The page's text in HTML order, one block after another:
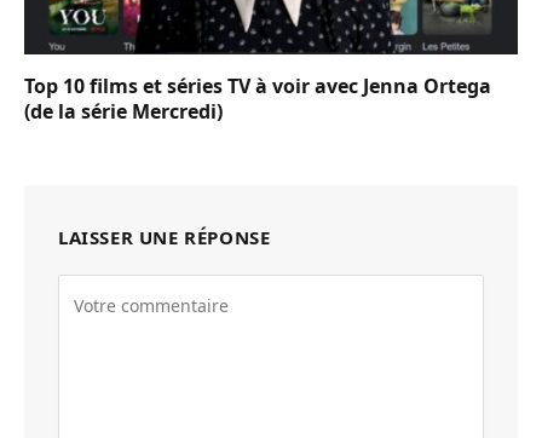
Top 10 films et séries TV à voir avec Jenna Ortega
(de la série Mercredi)
LAISSER UNE RÉPONSE